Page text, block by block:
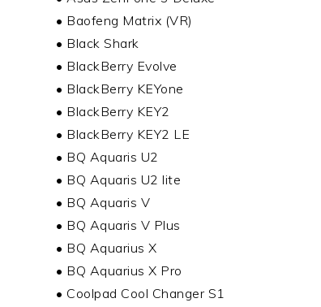
• Baofeng Matrix (VR)
• Black Shark
• BlackBerry Evolve
• BlackBerry KEYone
• BlackBerry KEY2
• BlackBerry KEY2 LE
• BQ Aquaris U2
• BQ Aquaris U2 lite
• BQ Aquaris V
• BQ Aquaris V Plus
• BQ Aquarius X
• BQ Aquarius X Pro
• Coolpad Cool Changer S1